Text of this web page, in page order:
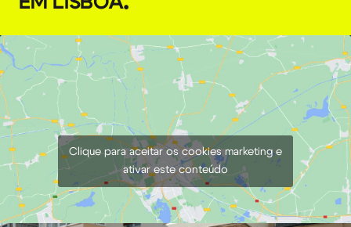
Bateria NP-F750
3,00 + 23% VAT
Clique para aceitar os cookies marketing e
ativar este conteúdo